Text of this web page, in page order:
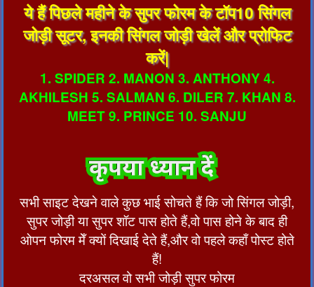
ये हैं पिछले महीने के सुपर फोरम के टॉप10 सिंगल
जोड़ी सूटर, इनकी सिंगल जोड़ी खेलें और प्रोफिट
करें|
1. SPIDER 2. MANON 3. ANTHONY 4.
AKHILESH 5. SALMAN 6. DILER 7. KHAN 8.
MEET 9. PRINCE 10. SANJU
सभी साइट देखने वाले कुछ भाई सोचते हैं कि जो सिंगल जोड़ी,
सुपर जोड़ी या सुपर शॉट पास होते हैं,वो पास होने के बाद ही
ओपन फोरम मेँ क्यों दिखाई देते हैं,और वो पहले कहाँ पोस्ट होते
हैं!
दरअसल वो सभी जोड़ी सुपर फोरम